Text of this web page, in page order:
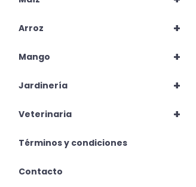
+
Arroz
+
Mango
+
Jardinería
+
Veterinaria
Términos y condiciones
Contacto